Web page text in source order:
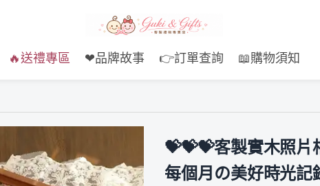
🔥送禮專區 ❤品牌故事 👉訂單查詢 📖購物須知
💝💝💝客製實木照
每個月の美好時光